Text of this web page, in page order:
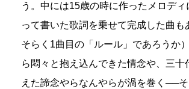
う。中には15歳の時に作ったメロディ
って書いた歌詞を乗せて完成した曲も
そらく1曲目の「ルール」であろうか
ら悶々と抱え込んできた情念や、三十
えた諦念やらなんやらが渦を巻く──